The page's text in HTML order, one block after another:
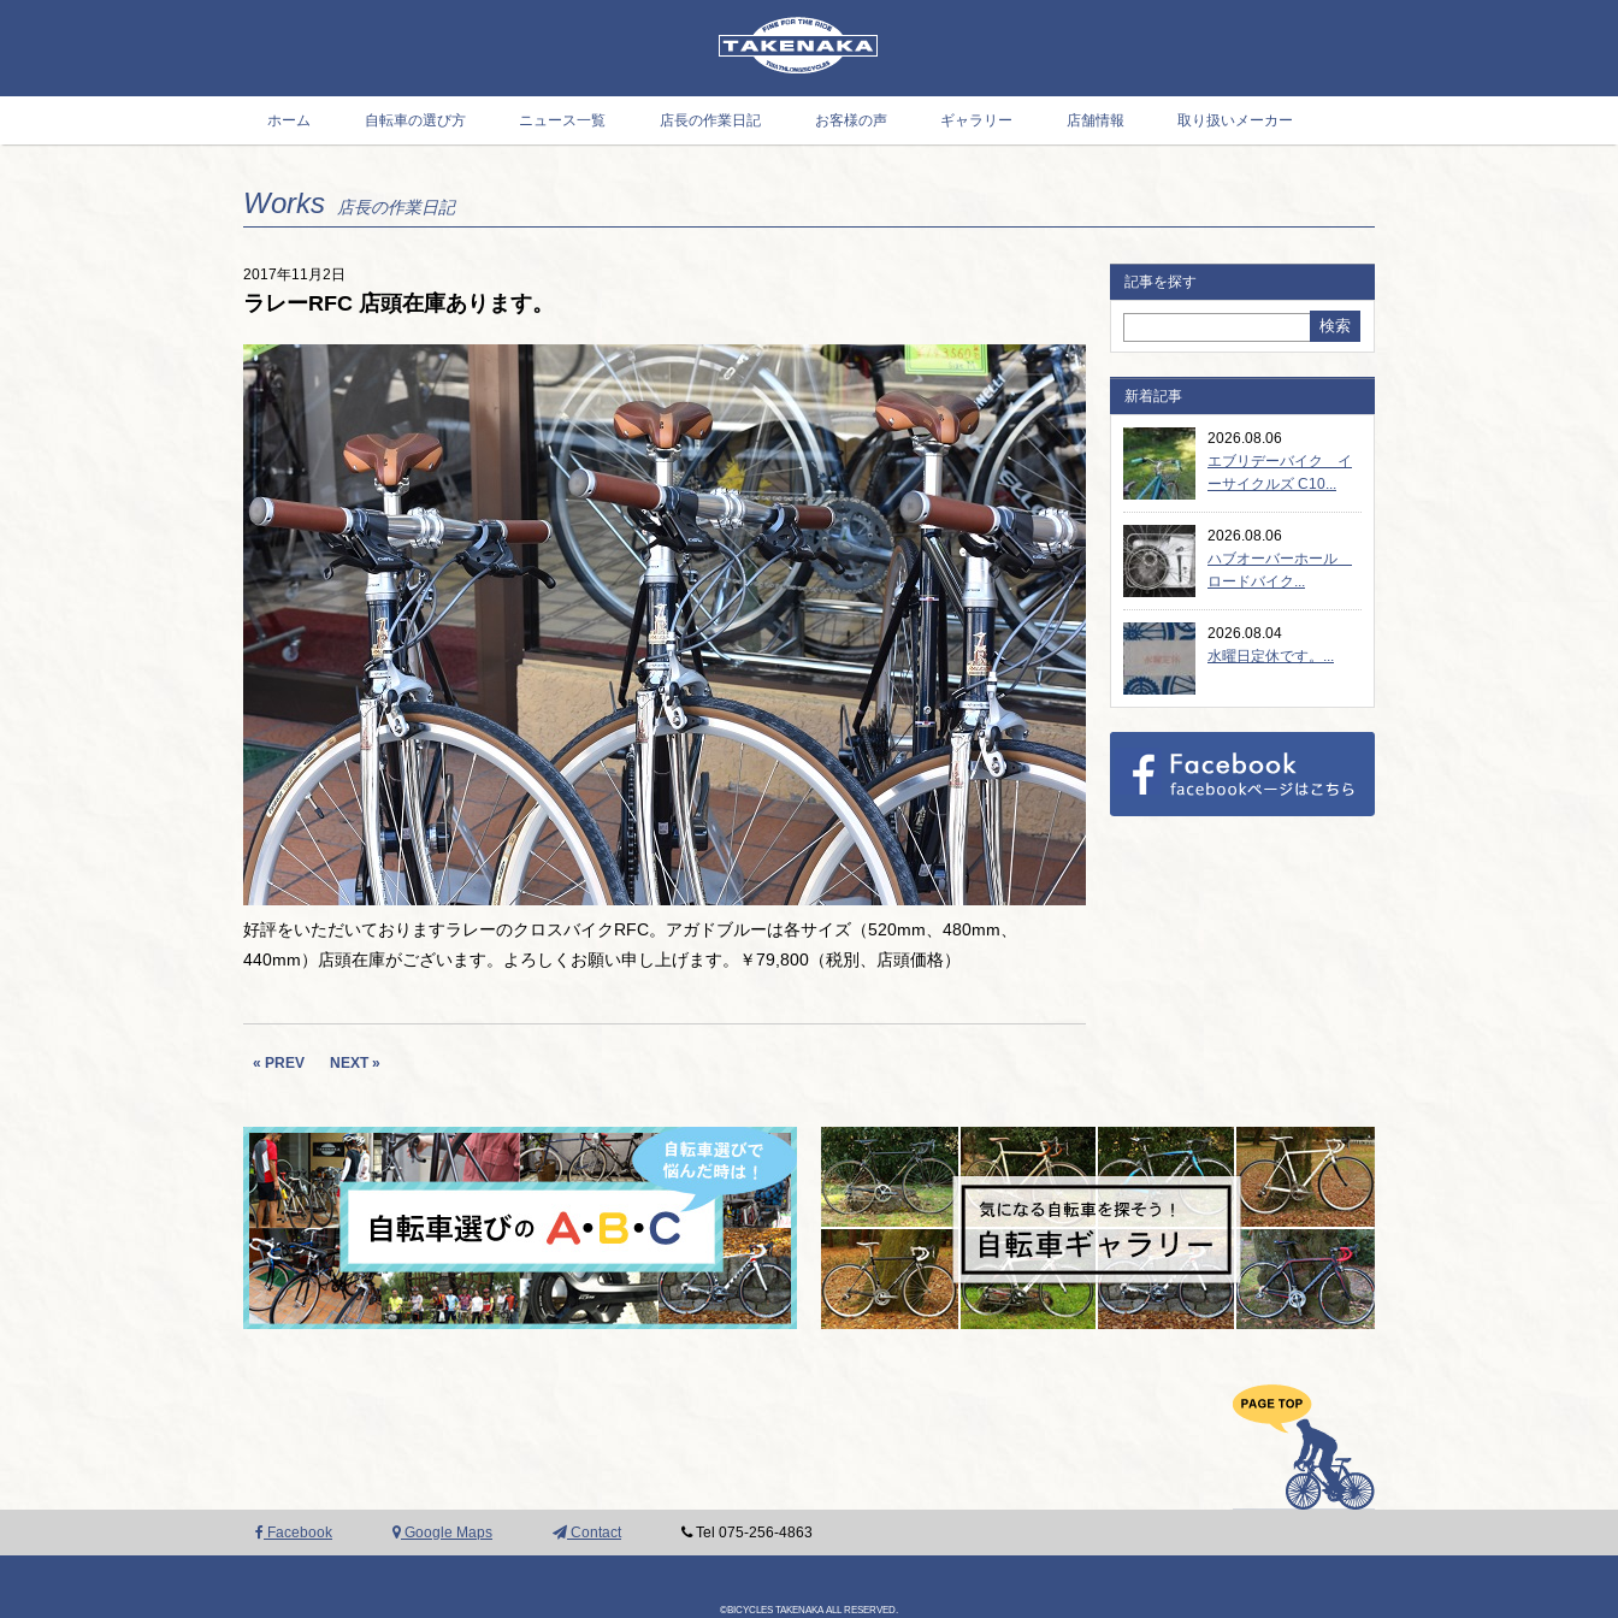
ホーム 自転車の選び方 ニュース一覧 店長の作業日記 お客様の声 ギャラリー 店舗情報 取り扱いメーカー
Works 店長の作業日記
2017年11月2日
ラレーRFC 店頭在庫あります。
好評をいただいておりますラレーのクロスバイクRFC。アガドブルーは各サイズ（520mm、480mm、
440mm）店頭在庫がございます。よろしくお願い申し上げます。￥79,800（税別、店頭価格）
« PREV NEXT »
記事を探す
新着記事
2026.08.06
エブリデーバイク イ
ーサイクルズ C10...
2026.08.06
ハブオーバーホール
ロードバイク...
2026.08.04
水曜日定休です。...
Facebook Google Maps Contact Tel 075-256-4863
©BICYCLES TAKENAKA ALL RESERVED.